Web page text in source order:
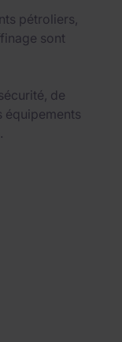
pétroliers,
sont
de
équipements